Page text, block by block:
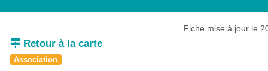
Fiche mise à jour le
Retour à la carte
Association